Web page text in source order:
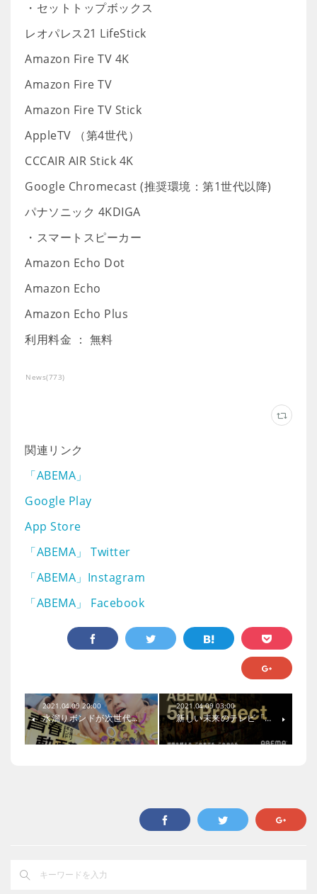
・セットトップボックス
レオパレス21 LifeStick
Amazon Fire TV 4K
Amazon Fire TV
Amazon Fire TV Stick
AppleTV （第4世代）
CCCAIR AIR Stick 4K
Google Chromecast (推奨環境：第1世代以降)
パナソニック 4KDIGA
・スマートスピーカー
Amazon Echo Dot
Amazon Echo
Amazon Echo Plus
利用料金 ： 無料
News(773)
関連リンク
「ABEMA」
Google Play
App Store
「ABEMA」 Twitter
「ABEMA」Instagram
「ABEMA」 Facebook
2021.04.09 20:00
水溜りボンドが次世代…
2021.04.09 03:00
新しい未来のテレビ「…